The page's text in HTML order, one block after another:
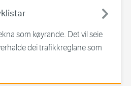
som køyrande. Det vil seie
dei trafikkreglane som